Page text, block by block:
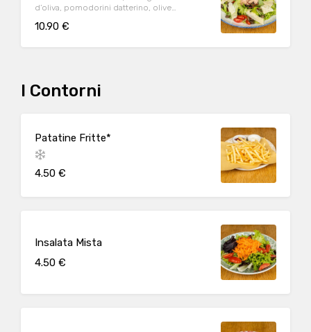
d’oliva, pomodorini datterino, olive
DOP (24m.) e origano
10.90 €
I Contorni
Patatine Fritte*
4.50 €
Insalata Mista
4.50 €